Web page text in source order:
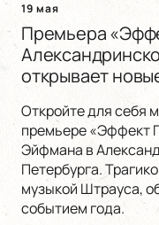
19 мая
Премьера
открывает
Откройте для себя
премьере «Эффект
Эйфмана в
Петербурга.
музыкой Штрауса,
событием года.